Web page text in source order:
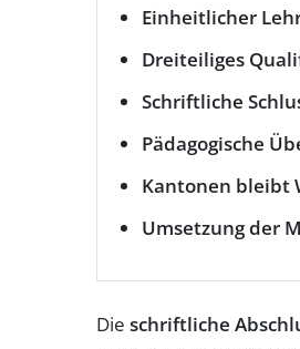
Einheitlicher
Dreiteiliges
Schriftliche
Pädagogische
Kantonen bleibt
Umsetzung der
Die schriftliche